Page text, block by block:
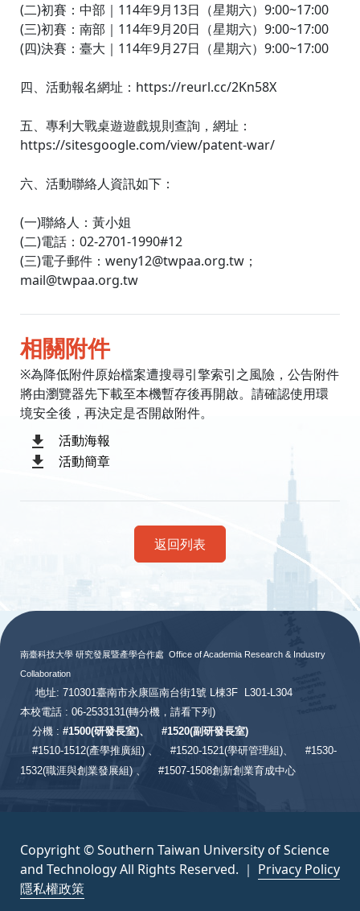
(二)初賽：中部｜114年9月13日（星期六）9:00~17:00
(三)初賽：南部｜114年9月20日（星期六）9:00~17:00
(四)決賽：臺大｜114年9月27日（星期六）9:00~17:00
四、活動報名網址：https://reurl.cc/2Kn58X
五、專利大戰桌遊遊戲規則查詢，網址：
https://sitesgoogle.com/view/patent-war/
六、活動聯絡人資訊如下：
(一)聯絡人：黃小姐
(二)電話：02-2701-1990#12
(三)電子郵件：weny12@twpaa.org.tw；
mail@twpaa.org.tw
相關附件
※為降低附件原始檔案遭搜尋引擎索引之風險，公告附件
將由瀏覽器先下載至本機暫存後再開啟。請確認使用環
境安全後，再決定是否開啟附件。
活動海報
活動簡章
返回列表
南臺科技大學 研究發展暨產學合作處 Office of Academia Research & Industry
Collaboration
地址: 710301臺南市永康區南台街1號 L棟3F L301-L304
本校電話 : 06-2533131(轉分機，請看下列)
分機 : #1500(研發長室)、 #1520(副研發長室)
#1510-1512(產學推廣組) 、 #1520-1521(學研管理組)、
#1530-
1532(職涯與創業發展組) 、
#1507-1508創新創業育成中心
Copyright © Southern Taiwan University of Science
and Technology All Rights Reserved. ｜ Privacy Policy
隱私權政策